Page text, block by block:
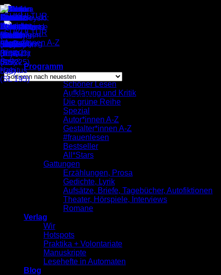
Zum
Inhalt
springen
Programm
komplett
Schöner Lesen
Aufklärung und Kritik
Die grüne Reihe
Spezial
Autor*innen A-Z
Gestalter*innen A-Z
#frauenlesen
Bestseller
All*Stars
Gattungen
Erzählungen, Prosa
Gedichte, Lyrik
Aufsätze, Briefe, Tagebücher, Autofiktionen
Theater, Hörspiele, Interviews
Romane
Verlag
Wir
Hotspots
Praktika + Volontariate
Manuskripte
Lesehefte in Automaten
Blog
Autor*innen A-Z
Alle 2 Ergebnisse werden angezeigt
Washington Cucurto